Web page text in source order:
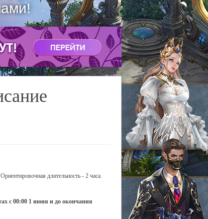
длительность - 2 часа.
с 00:00 1 июня и до окончания